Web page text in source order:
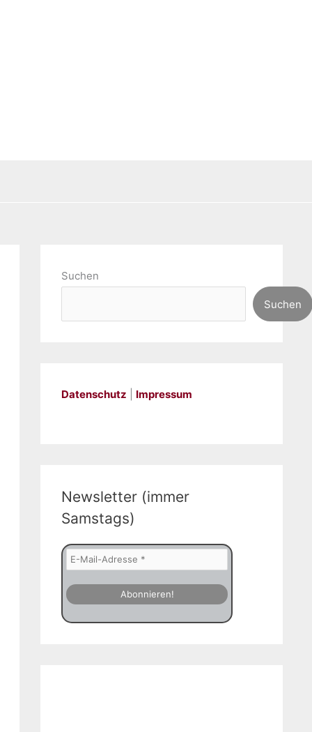
Suchen
Suchen
Datenschutz Impressum
Newsletter (immer
Samstags)